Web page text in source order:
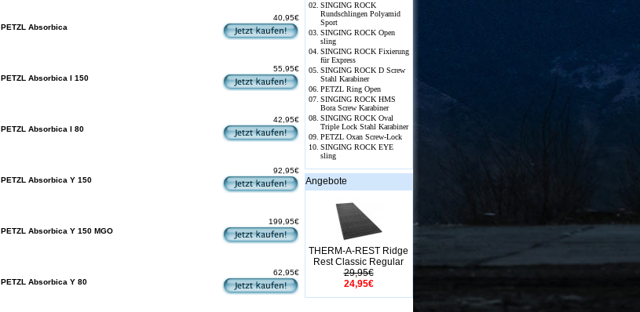
PETZL Absorbica
40,95€
PETZL Absorbica I 150
55,95€
PETZL Absorbica I 80
42,95€
PETZL Absorbica Y 150
92,95€
PETZL Absorbica Y 150 MGO
199,95€
PETZL Absorbica Y 80
62,95€
02. SINGING ROCK
Rundschlingen Polyamid
Sport
03. SINGING ROCK Open
sling
04. SINGING ROCK Fixierung
für Express
05. SINGING ROCK D Screw
Stahl Karabiner
06. PETZL Ring Open
07. SINGING ROCK HMS
Bora Screw Karabiner
08. SINGING ROCK Oval
Triple Lock Stahl Karabiner
09. PETZL Oxan Screw-Lock
10. SINGING ROCK EYE
sling
Angebote
THERM-A-REST Ridge
Rest Classic Regular
29,95€
24,95€